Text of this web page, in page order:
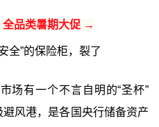
全品类暑期大促 →
全”的保险柜，裂了
场有一个不言自明的“圣杯”
风港，是各国央行储备资产